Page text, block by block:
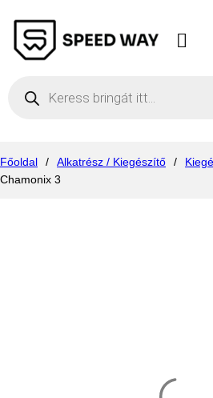
Főoldal / Alkatrész / Kiegészítő /
Chamonix 3